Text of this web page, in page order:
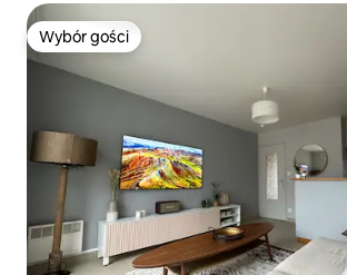
Wybór gości
Wybór gości